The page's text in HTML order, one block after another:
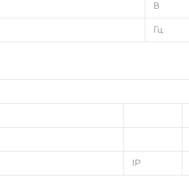
В
Гц
IP